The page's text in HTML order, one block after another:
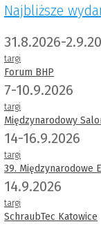
Najbliższe
31.8.2026-
targi
Forum BHP
7-10.9.2026
targi
Międzynarodowy
14-16.9.2026
targi
39. Międzynarodowe
14.9.2026
targi
SchraubTec Katowice